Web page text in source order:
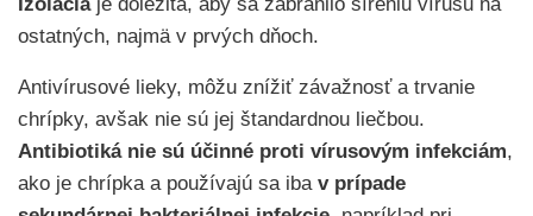
ostatných, najmä v prvých dňoch.
Antivírusové lieky, môžu znížiť závažnosť a trvanie
chrípky, avšak nie sú jej štandardnou liečbou.
Antibiotiká nie sú účinné proti vírusovým infekciám,
ako je chrípka a používajú sa iba v prípade